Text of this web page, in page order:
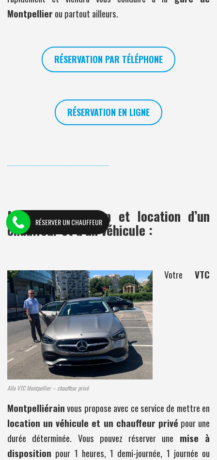
Montpellier ou partout ailleurs.
RÉSERVATION PAR TÉLÉPHONE
RÉSERVATION EN LIGNE
Mise à disposition et location d’un
chauffeur et d’un véhicule :
Allo VTC Montpellier – chauffeur privé
Votre VTC
Montpelliérainvous propose avec ce service de mettre en
location un véhicule et un chauffeur privé pour une
durée déterminée. Vous pouvez réserver une mise à
disposition pour 1 heures, 1 demi-journée, 1 journée ou
RÉSERVER UN CHAUFFEUR